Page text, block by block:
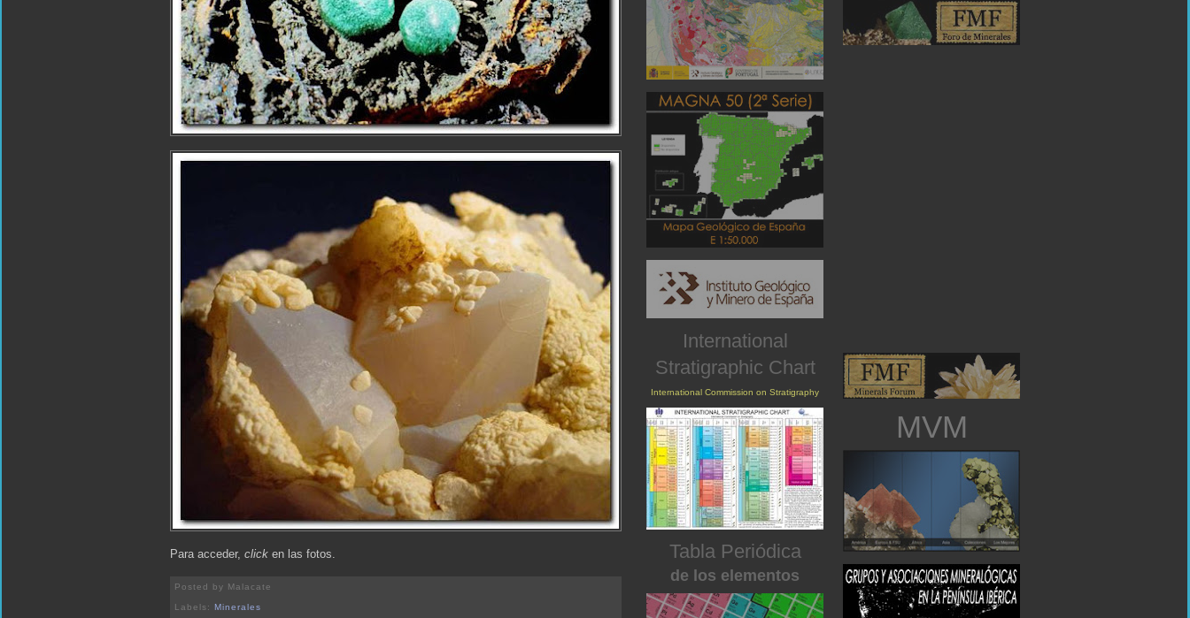
MVM
Para acceder, click en las fotos.
Posted by Malacate
Labels:Minerales
International
Stratigraphic Chart
International Commission on Stratigraphy
Tabla Periódica
de los elementos